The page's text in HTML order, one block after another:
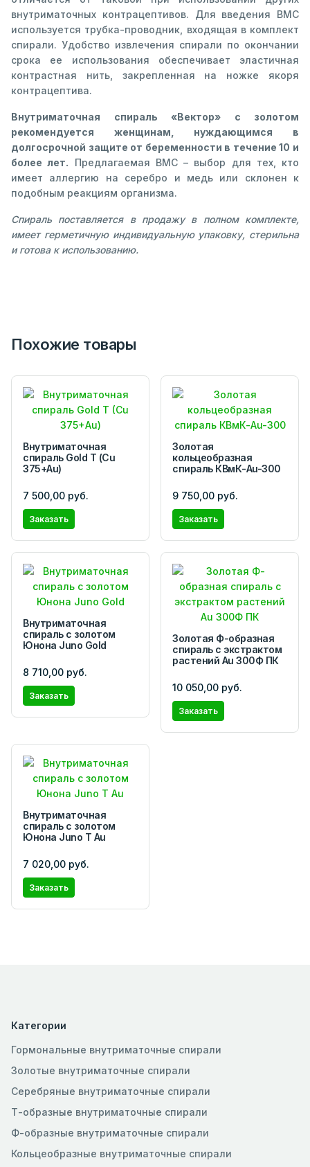
внутриматочных контрацептивов. Для введения ВМС
используется трубка-проводник, входящая в комплект
спирали. Удобство извлечения спирали по окончании
срока ее использования обеспечивает эластичная
контрастная нить, закрепленная на ножке якоря
контрацептива.
Внутриматочная спираль «Вектор» с золотом
рекомендуется женщинам, нуждающимся в
долгосрочной защите от беременности в течение 10 и
более лет. Предлагаемая ВМС – выбор для тех, кто
имеет аллергию на серебро и медь или склонен к
подобным реакциям организма.
Спираль поставляется в продажу в полном комплекте,
имеет герметичную индивидуальную упаковку, стерильна
и готова к использованию.
Похожие товары
Внутриматочная
спираль Gold T (Cu
375+Au)
7 500,00 руб.
Заказать
Золотая
кольцеобразная
спираль КВмК-Au-300
9 750,00 руб.
Заказать
Внутриматочная
спираль с золотом
Юнона Juno Gold
8 710,00 руб.
Заказать
Золотая Ф-образная
спираль с экстрактом
растений Аu 300Ф ПК
10 050,00 руб.
Заказать
Внутриматочная
спираль с золотом
Юнона Juno Т Au
7 020,00 руб.
Заказать
Категории
Гормональные внутриматочные спирали
Золотые внутриматочные спирали
Серебряные внутриматочные спирали
Т-образные внутриматочные спирали
Ф-образные внутриматочные спирали
Кольцеобразные внутриматочные спирали